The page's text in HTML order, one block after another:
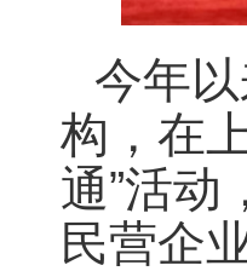
今年
构，在
通”活动
民营企